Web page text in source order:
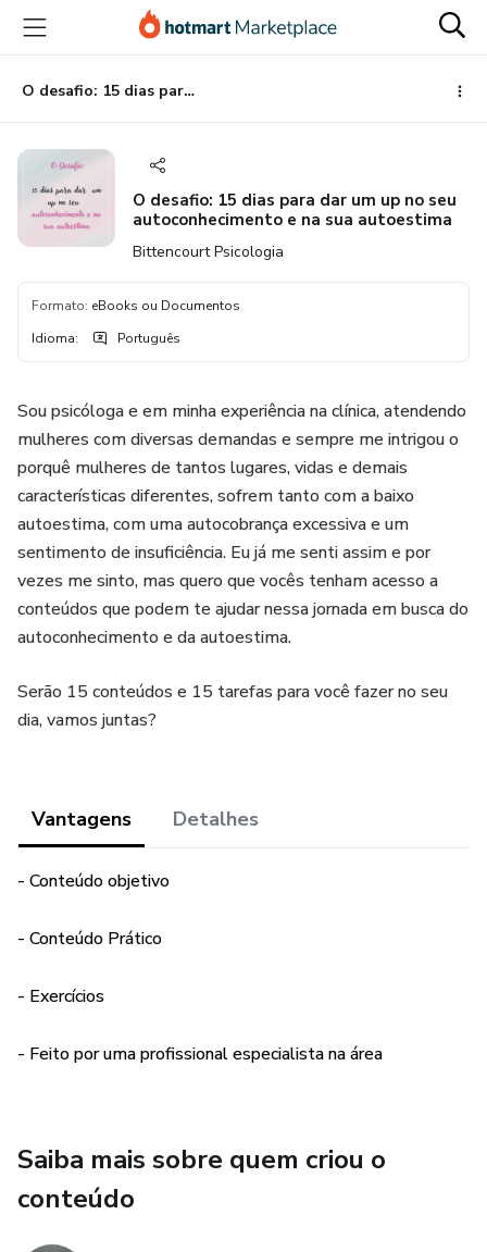
para
conteúdo
principal
para
pagamento
para
rodapé
O desafio: 15 dias para dar um up no seu autoconhecimento e na sua autoestima
O desafio: 15 dias para dar um up no seu
autoconhecimento e na sua autoestima
Bittencourt Psicologia
Formato: eBooks ou Documentos
Idioma: Português
Sou psicóloga e em minha experiência na clínica, atendendo
mulheres com diversas demandas e sempre me intrigou o
porquê mulheres de tantos lugares, vidas e demais
características diferentes, sofrem tanto com a baixo
autoestima, com uma autocobrança excessiva e um
sentimento de insuficiência. Eu já me senti assim e por
vezes me sinto, mas quero que vocês tenham acesso a
conteúdos que podem te ajudar nessa jornada em busca do
autoconhecimento e da autoestima.
Serão 15 conteúdos e 15 tarefas para você fazer no seu
dia, vamos juntas?
Vantagens Detalhes
- Conteúdo objetivo
- Conteúdo Prático
- Exercícios
- Feito por uma profissional especialista na área
Saiba mais sobre quem criou o
conteúdo